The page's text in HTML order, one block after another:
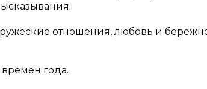
отношения, любовь и
года.